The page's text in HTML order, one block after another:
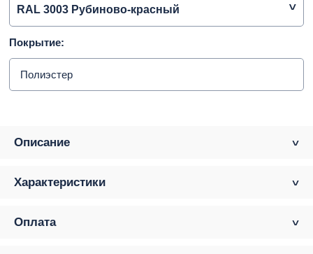
RAL 3003 Рубиново-красный
Покрытие:
Полиэстер
Описание
Характеристики
Оплата